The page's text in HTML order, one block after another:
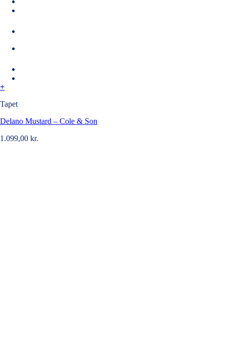
+
Tapet
Delano Mustard – Cole & Son
1.099,00 kr.